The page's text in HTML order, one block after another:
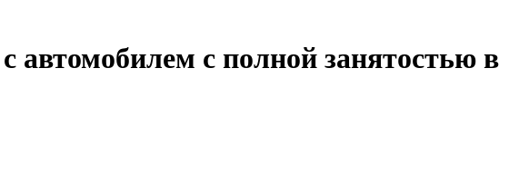
автомобилем с полной занятостью в